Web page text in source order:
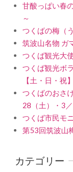
甘酸っぱい春
～
つくばの梅（
筑波山名物 ガ
つくば観光大
つくば観光ボ
【土・日・祝】
つくばのおさ
28（土）・3／
つくば市民モ
第53回筑波山
カテゴリー